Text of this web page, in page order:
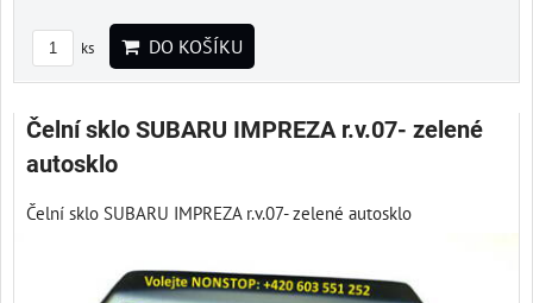
ks DO KOŠÍKU
Čelní sklo SUBARU IMPREZA r.v.07- zelené
autosklo
Čelní sklo SUBARU IMPREZA r.v.07- zelené autosklo